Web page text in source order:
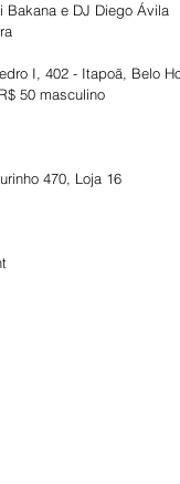
Bakana e DJ Diego Ávila
I, 402 - Itapoã, Belo
50 masculino
470, Loja 16